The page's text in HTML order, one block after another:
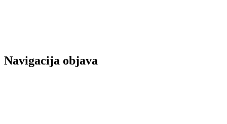
Navigacija objava